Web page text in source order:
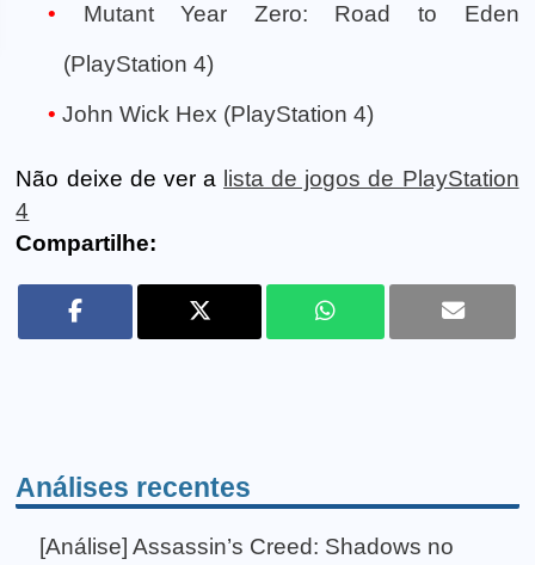
Mutant Year Zero: Road to Eden
(PlayStation 4)
John Wick Hex (PlayStation 4)
Não deixe de ver a lista de jogos de PlayStation
4
Compartilhe:
Análises recentes
[Análise] Assassin’s Creed: Shadows no